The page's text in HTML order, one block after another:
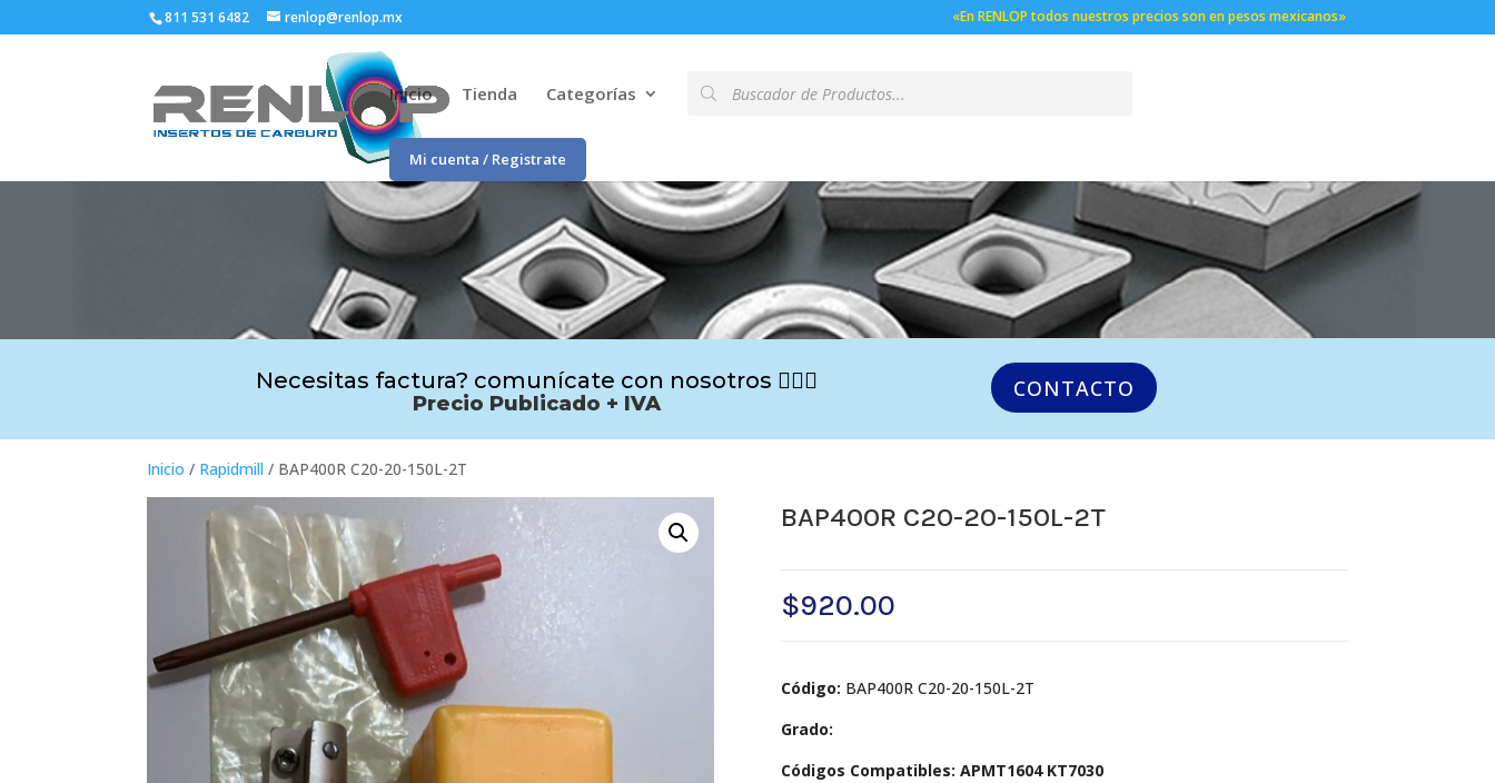
811 531 6482 renlop@renlop.mx «En RENLOP todos nuestros precios son en pesos mexicanos»
Inicio Tienda Categorías de
productos
Mi cuenta / Registrate
Necesitas factura? comunícate con nosotros 🙋🏻‍♂️
Precio Publicado + IVA
CONTACTO
Inicio / Rapidmill / BAP400R C20-20-150L-2T
BAP400R C20-20-150L-2T
$920.00
Código: BAP400R C20-20-150L-2T
Grado:
Códigos Compatibles: APMT1604 KT7030